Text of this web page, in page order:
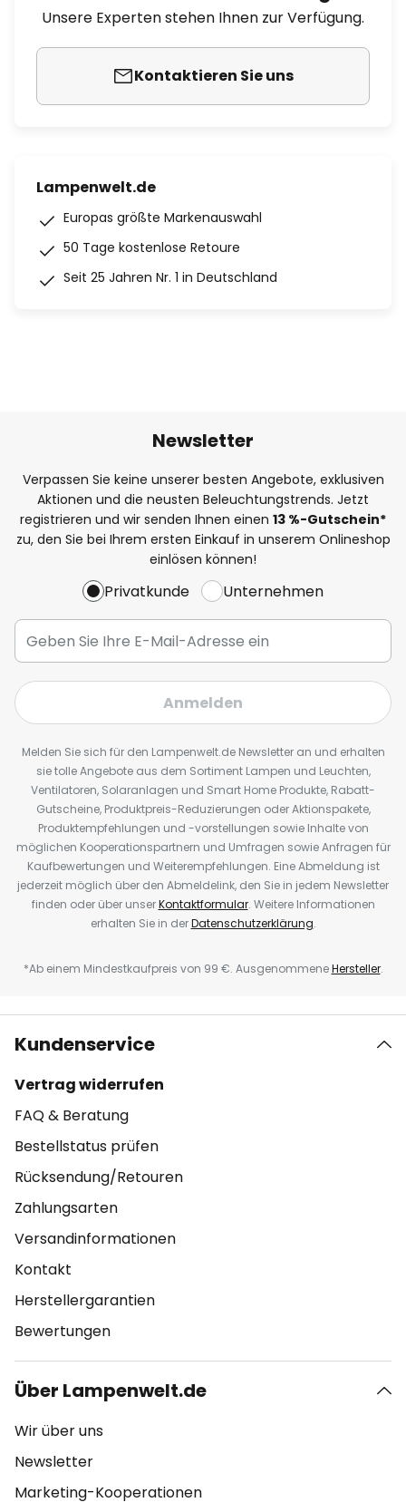
Unsere Experten stehen Ihnen zur Verfügung.
Kontaktieren Sie uns
Lampenwelt.de
Europas größte Markenauswahl
50 Tage kostenlose Retoure
Seit 25 Jahren Nr. 1 in Deutschland
Newsletter
Verpassen Sie keine unserer besten Angebote, exklusiven
Aktionen und die neusten Beleuchtungstrends. Jetzt
registrieren und wir senden Ihnen einen 13 %-Gutschein*
zu, den Sie bei Ihrem ersten Einkauf in unserem Onlineshop
einlösen können!
Privatkunde Unternehmen
Anmelden
Melden Sie sich für den Lampenwelt.de Newsletter an und erhalten
sie tolle Angebote aus dem Sortiment Lampen und Leuchten,
Ventilatoren, Solaranlagen und Smart Home Produkte, Rabatt-
Gutscheine, Produktpreis-Reduzierungen oder Aktionspakete,
Produktempfehlungen und -vorstellungen sowie Inhalte von
möglichen Kooperationspartnern und Umfragen sowie Anfragen für
Kaufbewertungen und Weiterempfehlungen. Eine Abmeldung ist
jederzeit möglich über den Abmeldelink, den Sie in jedem Newsletter
finden oder über unserKontaktformular. Weitere Informationen
erhalten Sie in derDatenschutzerklärung.
*Ab einem Mindestkaufpreis von 99 €. AusgenommeneHersteller.
Kundenservice
Vertrag widerrufen
FAQ & Beratung
Bestellstatus prüfen
Rücksendung/Retouren
Zahlungsarten
Versandinformationen
Kontakt
Herstellergarantien
Bewertungen
Über Lampenwelt.de
Wir über uns
Newsletter
Marketing-Kooperationen